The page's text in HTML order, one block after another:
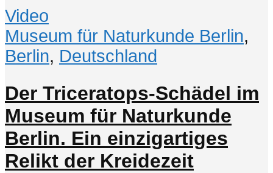
Video
Museum für Naturkunde Berlin,
Berlin, Deutschland
Der Triceratops-Schädel im
Museum für Naturkunde
Berlin. Ein einzigartiges
Relikt der Kreidezeit